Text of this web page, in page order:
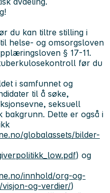
du kan tiltre stilling i
helse- og omsorgsloven
§ 17-11.
før du
i samfunnet og
til å søke,
seksuell
bakgrunn. Dette er også i
globalassets/bilder-
) og
innhold/org-og-
og-verdier/)